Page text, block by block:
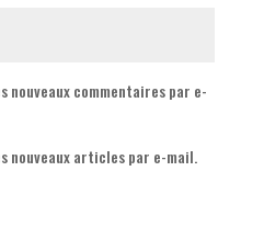
nouveaux commentaires par e-
nouveaux articles par e-mail.